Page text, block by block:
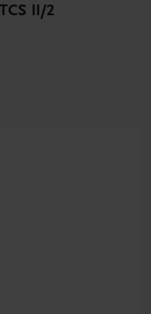
II/2